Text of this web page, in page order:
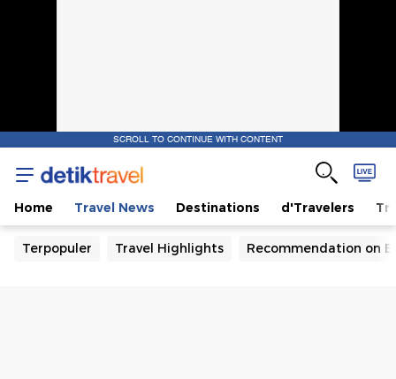
SCROLL TO CONTINUE WITH CONTENT
Home Travel News Destinations d'Travelers
Terpopuler Travel Highlights Recommendation on